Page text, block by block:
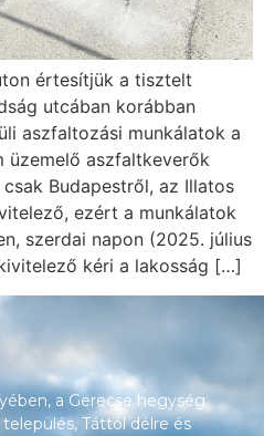
értesítjük a tisztelt
utcában korábban
aszfaltozási munkálatok a
üzemelő aszfaltkeverők
Budapestről, az Illatos
ezért a munkálatok
szerdai napon (2025. július
kéri a lakosság […]
a Gerecse hegység
Táttól délre és